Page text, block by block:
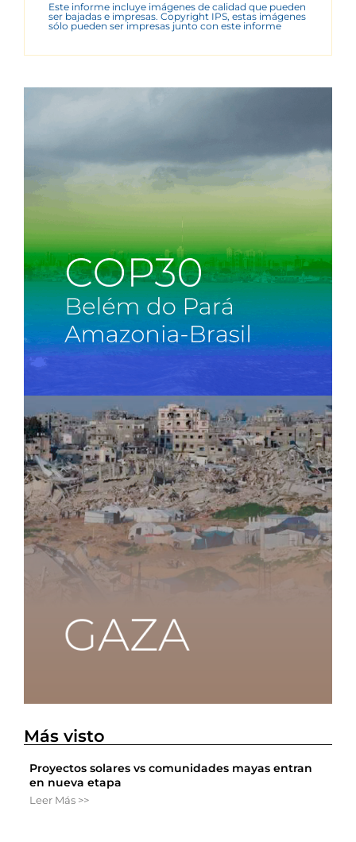
Este informe incluye imágenes de calidad que pueden
ser bajadas e impresas. Copyright IPS, estas imágenes
sólo pueden ser impresas junto con este informe
Más visto
Proyectos solares vs comunidades mayas entran
en nueva etapa
Leer Más >>